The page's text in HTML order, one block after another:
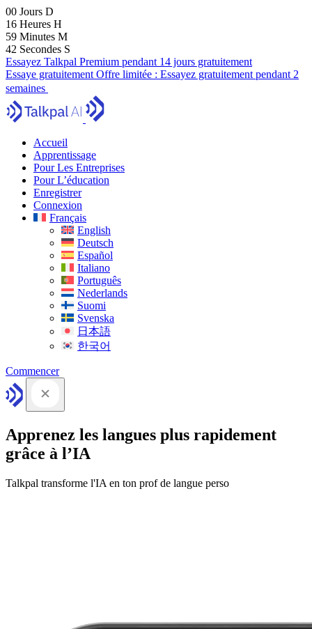
00 Jours D
16 Heures H
59 Minutes M
40 Secondes S
Essayez Talkpal Premium pendant 14 jours gratuitement
Essaye gratuitement Offre limitée : Essayez gratuitement pendant 2
semaines
Accueil
Apprentissage
Pour Les Entreprises
Pour L’éducation
Enregistrer
Connexion
Français
English
Deutsch
Español
Italiano
Português
Nederlands
Suomi
Svenska
日本語
한국어
Commencer
Apprenez les langues plus rapidement
grâce à l’IA
Talkpal transforme l'IA en ton prof de langue perso